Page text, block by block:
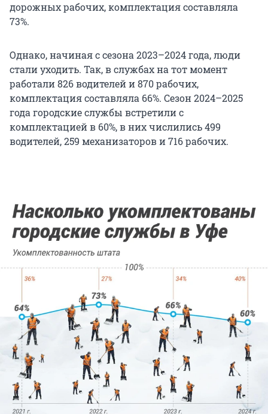
дорожных рабочих, комплектация составляла
73%.
Однако, начиная с сезона 2023–2024 года, люди
стали уходить. Так, в службах на тот момент
работали 826 водителей и 870 рабочих,
комплектация составляла 66%. Сезон 2024–2025
года городские службы встретили с
комплектацией в 60%, в них числились 499
водителей, 259 механизаторов и 716 рабочих.